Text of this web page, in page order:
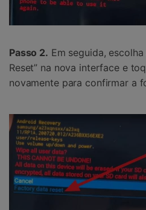
Passo 2. Em seguida,
Reset” na nova interface e
novamente para confirmar a